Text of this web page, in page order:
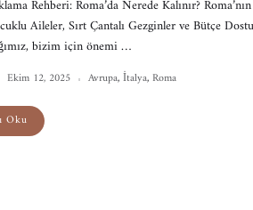
Rehberi: Roma’da Nerede Kalınır?
Aileler, Sırt Çantalı Gezginler ve Bütçe
bizim için önemi …
Ekim 12, 2025 Avrupa,İtalya,Roma
Oku